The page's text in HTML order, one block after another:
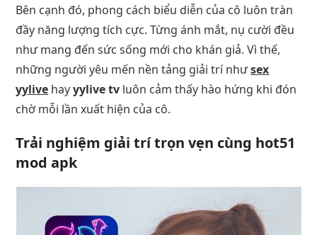
Bên cạnh đó, phong cách biểu diễn của cô luôn tràn
đầy năng lượng tích cực. Từng ánh mắt, nụ cười đều
như mang đến sức sống mới cho khán giả. Vì thế,
những người yêu mến nền tảng giải trí nhưsex
yylive hayyylive tv luôn cảm thấy hào hứng khi đón
chờ mỗi lần xuất hiện của cô.
Trải nghiệm giải trí trọn vẹn cùng hot51
mod apk